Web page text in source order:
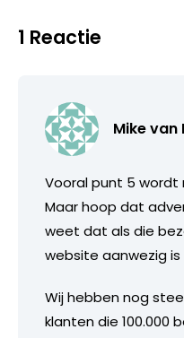
1 Reactie
Mike van
Vooral punt 5 wordt
Maar hoop dat
weet dat als die
website aanwezig
Wij hebben nog
klanten die 100.000